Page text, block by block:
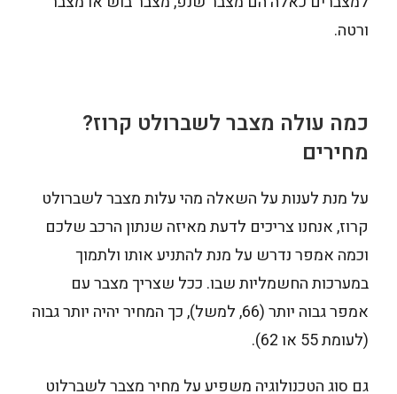
ורטה.
כמה עולה מצבר לשברולט קרוז?
מחירים
על מנת לענות על השאלה מהי עלות מצבר לשברולט
קרוז, אנחנו צריכים לדעת מאיזה שנתון הרכב שלכם
וכמה אמפר נדרש על מנת להתניע אותו ולתמוך
במערכות החשמליות שבו. ככל שצריך מצבר עם
אמפר גבוה יותר (66, למשל), כך המחיר יהיה יותר גבוה
(לעומת 55 או 62).
גם סוג הטכנולוגיה משפיע על מחיר מצבר לשברלוט